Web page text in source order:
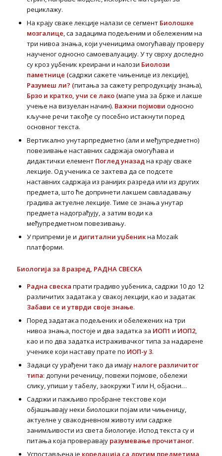
рециклажу.
На крају сваке лекције налази се сегмент Биолошке
мозгалице, са задацима подељеним и обележеним на
три нивоа знања, који ученицима омогућавају проверу
наученог односно самоевалуацију. У ту сврху доследно
су кроз уџбеник креирани и налози Биолози
паметнице (садржи сажете чињенице из лекције),
Разумеш ли? (питања за сажету репродукцију знања),
Брзо и кратко,учи се лако (мапе ума за брже и лакше
учење на визуелан начин). Важни појмови односно
кључне речи такође су посебно истакнути поред
основног текста.
Вертикално унутарпредметно (али и међупредметно)
повезивање наставних садржаја омогућава и
дидактички елемент Поглед уназадна крају сваке
лекције. Од ученика се захтева да се подсете
наставних садржаја из ранијих разреда или из других
предмета, што ће допринети лакшем савладавању
градива актуелне лекције. Тиме се знања унутар
предмета надограђују, а затим води ка
међупредметном повезивању.
У припреми је и дигитални уџбеникна Mozaik
платформи.
Биологија за 8 разред, РАДНА СВЕСКА
Радна свеска прати градиво уџбеника, садржи 10 до 12
различитих задатака у свакој лекцији, као и задатак
Забави се и утврди своје знање.
Поред задатака подељених и обележених на три
нивоа знања, постоје и два задатка за ИОП1 и ИОП2,
као и по два задатка истраживачког типа за надарене
ученике који наставу прате по ИОП-у 3.
Задаци су урађени тако да имају налоге различитог
типа: допуни реченицу, повежи појмове, обележи
слику, упиши у табелу, заокружи Т или Н, објасни…
Садржи и пажљиво пробране текстове који
објашњавају неки биолошки појам или чињеницу,
актуелне у свакодневном животу или садрже
занимљивости из света биологије. Испод текста су и
питања која проверавају разумевање прочитаног.
Успостављена је корелација са другим предметима